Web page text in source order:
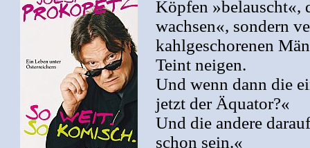
Köpfen »belauscht«,
wachsen«, sondern
kahlgeschorenen
Teint neigen.
Und wenn dann die
jetzt der Äquator?«
Und die andere
schon sein.«